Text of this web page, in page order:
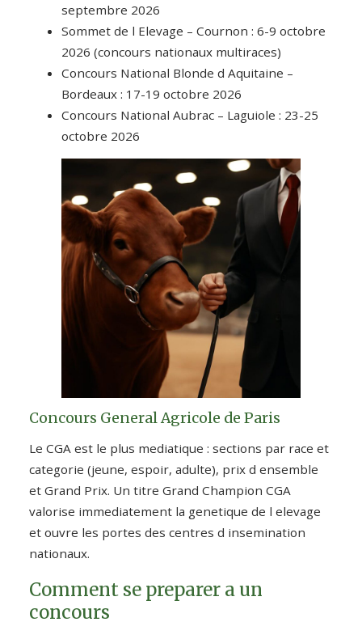
septembre 2026
Sommet de l Elevage – Cournon : 6-9 octobre
2026 (concours nationaux multiraces)
Concours National Blonde d Aquitaine –
Bordeaux : 17-19 octobre 2026
Concours National Aubrac – Laguiole : 23-25
octobre 2026
Concours General Agricole de Paris
Le CGA est le plus mediatique : sections par race et
categorie (jeune, espoir, adulte), prix d ensemble
et Grand Prix. Un titre Grand Champion CGA
valorise immediatement la genetique de l elevage
et ouvre les portes des centres d insemination
nationaux.
Comment se preparer a un
concours